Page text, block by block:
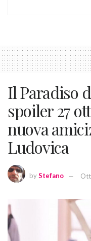
Il Paradiso
spoiler 27
nuova
Ludovica
byStefano